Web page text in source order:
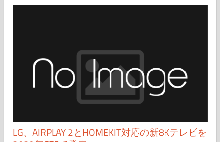
LG、AIRPLAY 2とHOMEKIT対応の新8Kテレビを